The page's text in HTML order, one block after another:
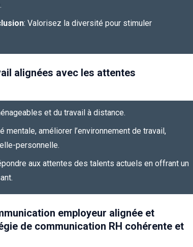
: Valorisez la diversité pour stimuler
alignées avec les attentes
et du travail à distance.
mentale, améliorer l’environnement de travail,
personnelle.
aux attentes des talents actuels en offrant un
employeur alignée et
de communication RH cohérente et